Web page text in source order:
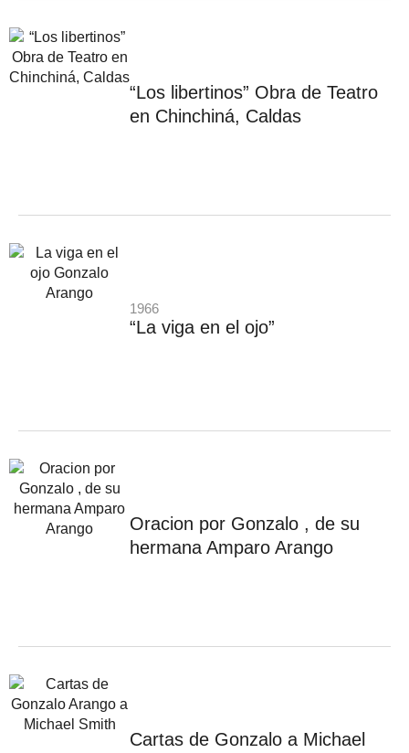
“Los libertinos” Obra de Teatro
en Chinchiná, Caldas
1966
“La viga en el ojo”
Oracion por Gonzalo , de su
hermana Amparo Arango
Cartas de Gonzalo a Michael